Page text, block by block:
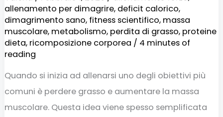
allenamento per dimagrire, deficit calorico,
dimagrimento sano, fitness scientifico, massa
muscolare, metabolismo, perdita di grasso, proteine
dieta, ricomposizione corporea / 4 minutes of
reading
Quando si inizia ad allenarsi uno degli obiettivi più
comuni è perdere grasso e aumentare la massa
muscolare. Questa idea viene spesso semplificata